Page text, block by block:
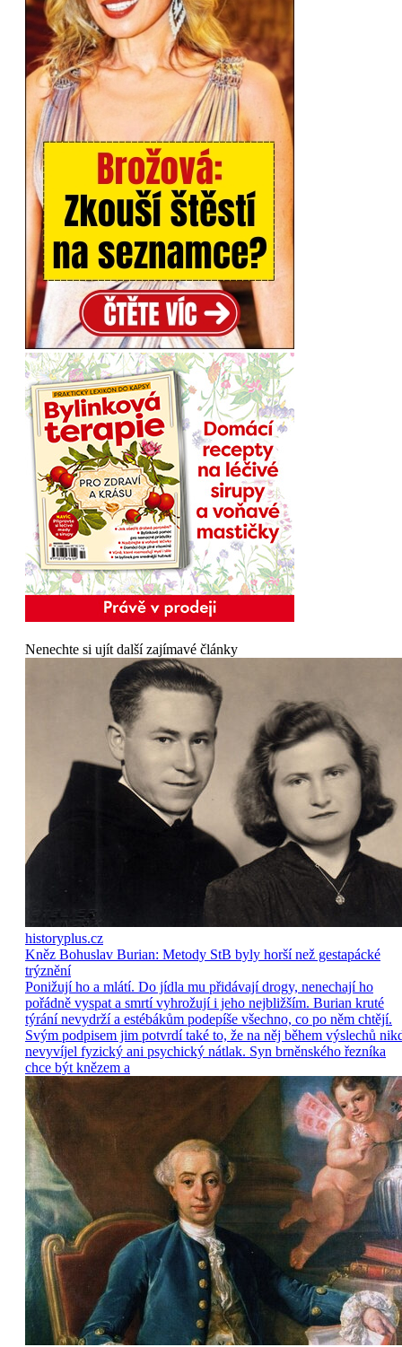
Nenechte si ujít další zajímavé články
historyplus.cz
Kněz Bohuslav Burian: Metody StB byly horší než gestapácké
trýznění
Ponižují ho a mlátí. Do jídla mu přidávají drogy, nenechají ho
pořádně vyspat a smrtí vyhrožují i jeho nejbližším. Burian kruté
týrání nevydrží a estébákům podepíše všechno, co po něm chtějí.
Svým podpisem jim potvrdí také to, že na něj během výslechů
nevyvíjel fyzický ani psychický nátlak. Syn brněnského řezníka
chce být knězem a